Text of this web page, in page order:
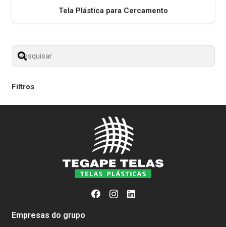
Tela Plástica para Cercamento
Filtros
Empresas do grupo